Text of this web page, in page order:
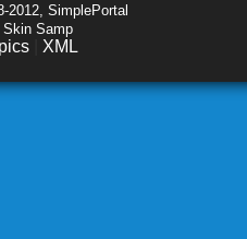
2012, SimplePortal
Samp
XML